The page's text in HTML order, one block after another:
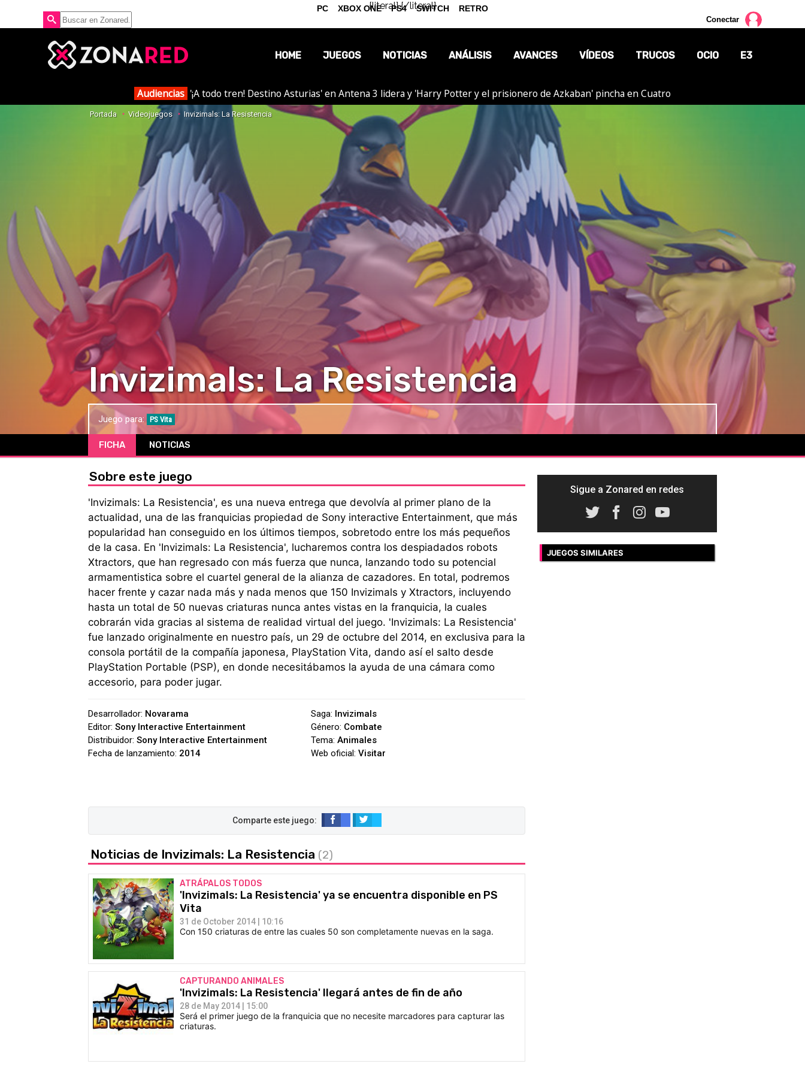
{literal}{/literal}
Conectar
HOME JUEGOS NOTICIAS
OPINIÓN
REPORTAJES
ANÁLISIS AVANCES VÍDEOS TRUCOS OCIO E3
Audiencias '¡A todo tren! Destino Asturias' en Antena 3 lidera y 'Harry Potter y el prisionero de Azkaban' pincha en Cuatro
Portada Videojuegos Invizimals: La Resistencia
Invizimals: La Resistencia
Juego para: PS Vita
FICHA NOTICIAS
Sobre este juego
'Invizimals: La Resistencia', es una nueva entrega que devolvía al primer plano de la
actualidad, una de las franquicias propiedad de Sony interactive Entertainment, que más
popularidad han conseguido en los últimos tiempos, sobretodo entre los más pequeños
de la casa. En 'Invizimals: La Resistencia', lucharemos contra los despiadados robots
Xtractors, que han regresado con más fuerza que nunca, lanzando todo su potencial
armamentistica sobre el cuartel general de la alianza de cazadores. En total, podremos
hacer frente y cazar nada más y nada menos que 150 Invizimals y Xtractors, incluyendo
hasta un total de 50 nuevas criaturas nunca antes vistas en la franquicia, la cuales
cobrarán vida gracias al sistema de realidad virtual del juego. 'Invizimals: La Resistencia'
fue lanzado originalmente en nuestro país, un 29 de octubre del 2014, en exclusiva para la
consola portátil de la compañía japonesa, PlayStation Vita, dando así el salto desde
PlayStation Portable (PSP), en donde necesitábamos la ayuda de una cámara como
accesorio, para poder jugar.
Desarrollador: Novarama
Editor: Sony Interactive Entertainment
Distribuidor: Sony Interactive Entertainment
Fecha de lanzamiento: 2014
Saga: Invizimals
Género: Combate
Tema:Animales
Web oficial:Visitar
Noticias de Invizimals: La Resistencia (2)
ATRÁPALOS TODOS
'Invizimals: La Resistencia' ya se encuentra disponible en PS
Vita
31 de October 2014 | 10:16
Con 150 criaturas de entre las cuales 50 son completamente nuevas en la saga.
CAPTURANDO ANIMALES
'Invizimals: La Resistencia' llegará antes de fin de año
28 de May 2014 | 15:00
Será el primer juego de la franquicia que no necesite marcadores para capturar las
criaturas.
Sigue a Zonared en redes
JUEGOS SIMILARES
PC XBOX ONE PS4 SWITCH RETRO